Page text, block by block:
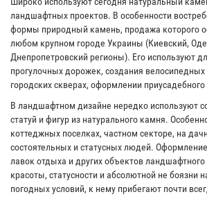
ландшафтных проектов. В особенности
формы природный камень, продажа которого
любом крупном городе Украины (Киевский,
Днепропетровский регионы). Его используют
прогулочных дорожек, создания
городских скверах, оформлении приусадебного
В ландшафтном дизайне нередко используют
статуй и фигур из натурального камня.
коттеджных поселках, частном секторе, на
состоятельных и статусных людей.
лавок отдыха и других объектов
красоты, статусности и абсолютной не боязни
погодных условий, к нему прибегают почти